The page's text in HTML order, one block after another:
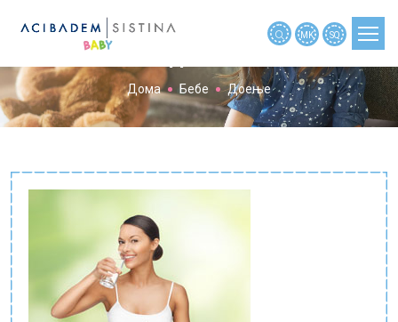
ПЛАНИРАЊЕ БРЕМЕНОСТ
БРЕМЕНОСТ ПО НЕДЕЛИ
БЕБЕ
ДЕТЕ
АЛАТКИ
НОВОСТИ
MK SQ
Дома Бебе Доење